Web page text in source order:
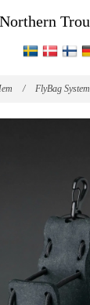
Northern
/ FlyBag System